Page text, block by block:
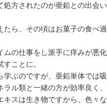
処方されたのが亜鉛との出会い
たら、その頃はお菓子の食べ
ムの仕事をし派手に痒みが悪
すことに。
学ぶのですが、亜鉛単体では
ラル類と一緒の方が効率良く
キスは生き物ですから、色々